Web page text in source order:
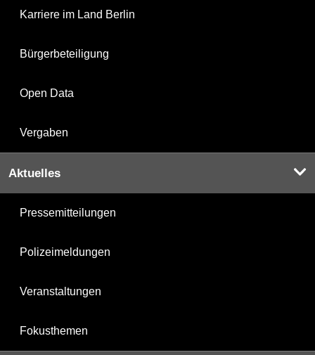
Karriere im Land Berlin
Bürgerbeteiligung
Open Data
Vergaben
Aktuelles
Pressemitteilungen
Polizeimeldungen
Veranstaltungen
Fokusthemen